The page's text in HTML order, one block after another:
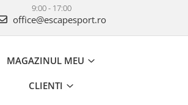
9:00 - 17:00
office@escapesport.ro
MAGAZINUL MEU
CLIENTI